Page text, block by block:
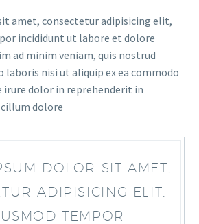
amet, consectetur adipisicing elit,
incididunt ut labore et dolore
ad minim veniam, quis nostrud
nisi ut aliquip ex ea commodo
irure dolor in reprehenderit in
dolore
DOLOR SIT AMET,
ADIPISICING ELIT,
TEMPOR